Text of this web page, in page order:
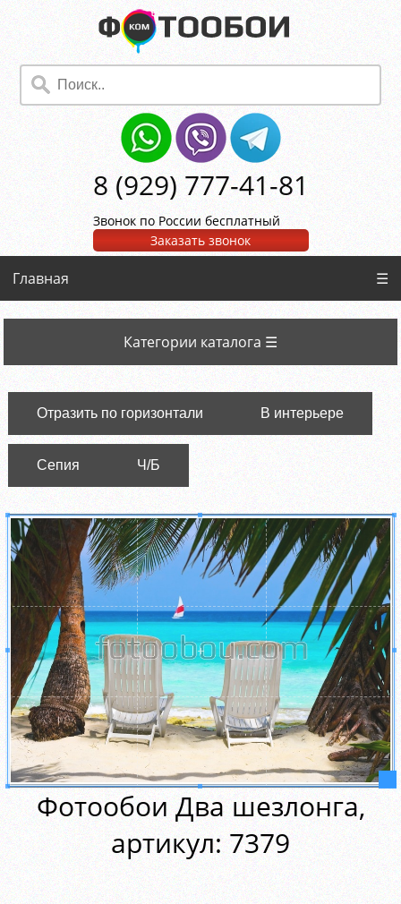
8 (929) 777-41-81
Звонок по России бесплатный
Заказать звонок
Главная ☰
Категории каталога ☰
Отразить по горизонтали В интерьере
Сепия Ч/Б
Фотообои Два шезлонга,
aртикул: 7379